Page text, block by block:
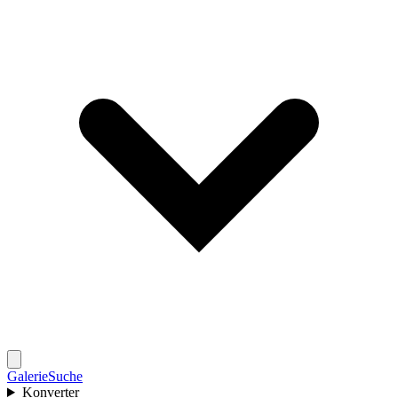
GalerieSuche
Konverter